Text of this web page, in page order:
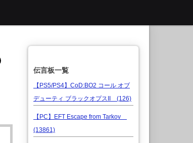
伝言板一覧
【PS5/PS4】CoD:BO2 コール オブ
デューティ ブラックオプスII (126)
【PC】EFT Escape from Tarkov
(13861)